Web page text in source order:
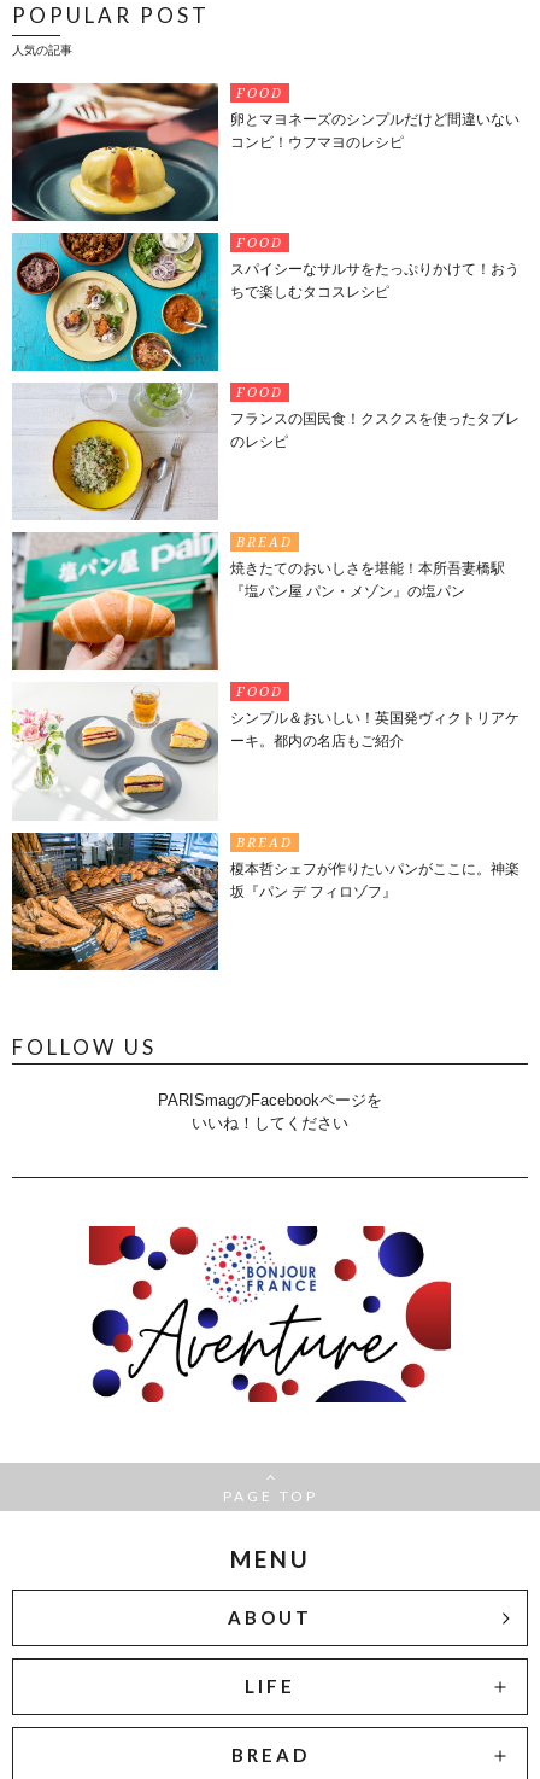
POPULAR POST
人気の記事
FOOD
卵とマヨネーズのシンプルだけど間違いない
コンビ！ウフマヨのレシピ
FOOD
スパイシーなサルサをたっぷりかけて！おう
ちで楽しむタコスレシピ
FOOD
フランスの国民食！クスクスを使ったタブレ
のレシピ
BREAD
焼きたてのおいしさを堪能！本所吾妻橋駅
『塩パン屋 パン・メゾン』の塩パン
FOOD
シンプル＆おいしい！英国発ヴィクトリアケ
ーキ。都内の名店もご紹介
BREAD
榎本哲シェフが作りたいパンがここに。神楽
坂『パン デ フィロゾフ』
FOLLOW US
PARISmagのFacebookページを
いいね！してください
PAGE TOP
MENU
ABOUT
LIFE
BREAD